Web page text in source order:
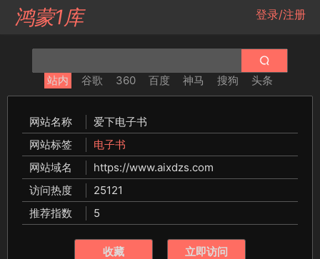
鸿蒙1库 登录/注册
站内 谷歌 360 百度 神马 搜狗 头条
网站名称
爱下电子书
网站标签
电子书
网站域名
https://www.aixdzs.com
访问热度
25121
推荐指数
5
收藏 立即访问